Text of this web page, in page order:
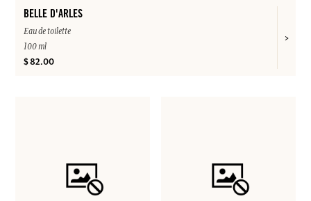
BELLE D'ARLES
Eau de toilette
100 ml
$ 82.00